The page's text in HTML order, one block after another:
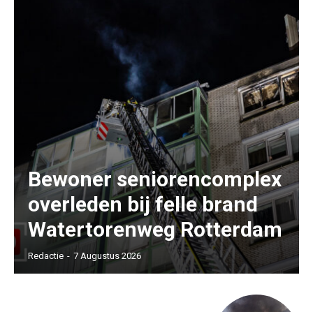
Bewoner seniorencomplex
overleden bij felle brand
Watertorenweg Rotterdam
Redactie - 7 Augustus 2026